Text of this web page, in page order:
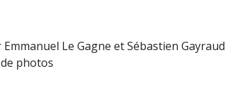
Le Gagne et Sébastien Gayraud
photos